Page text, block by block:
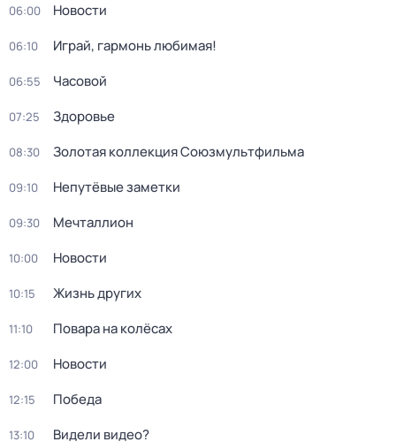
06:00 Новости
06:10 Играй, гармонь любимая!
06:55 Часовой
07:25 Здоровье
08:30 Золотая коллекция Союзмультфильма
09:10 Непутёвые заметки
09:30 Мечталлион
10:00 Новости
10:15 Жизнь других
11:10 Повара на колёсах
12:00 Новости
12:15 Победа
13:10 Видели видео?